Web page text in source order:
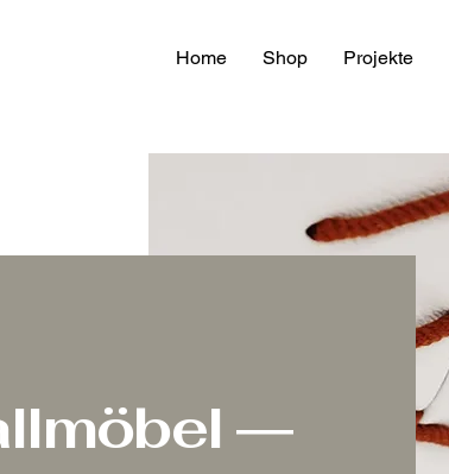
Home Shop Projekte
—